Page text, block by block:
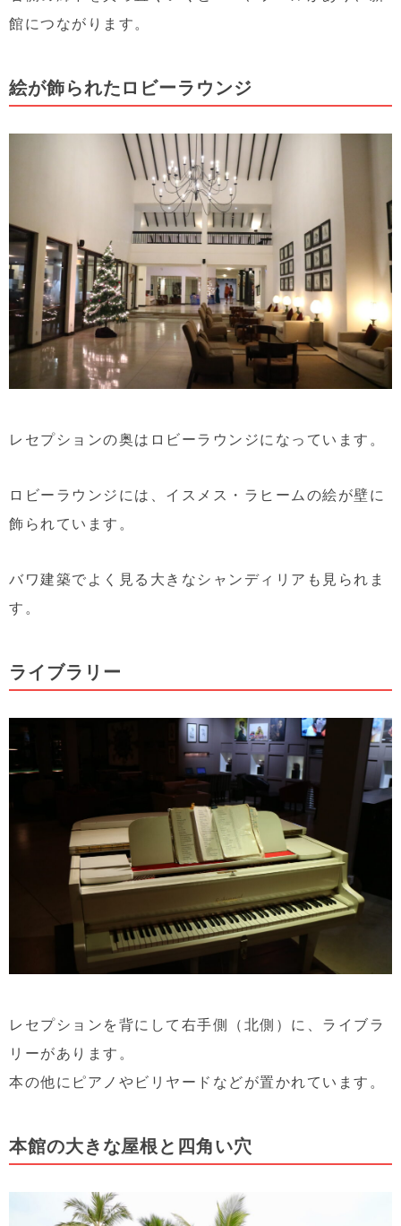
館につながります。
絵が飾られたロビーラウンジ
レセプションの奥はロビーラウンジになっています。
ロビーラウンジには、イスメス・ラヒームの絵が壁に
飾られています。
バワ建築でよく見る大きなシャンディリアも見られま
す。
ライブラリー
レセプションを背にして右手側（北側）に、ライブラ
リーがあります。
本の他にピアノやビリヤードなどが置かれています。
本館の大きな屋根と四角い穴